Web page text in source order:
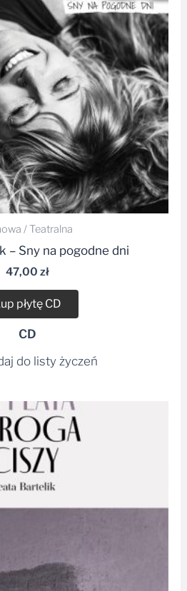
/ Teatralna
– Sny na pogodne dni
47,00 zł
płytę CD
CD
do listy życzeń